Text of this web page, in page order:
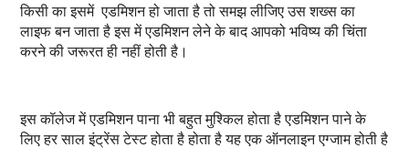
किसी का इसमें एडमिशन हो जाता है तो समझ लीजिए उस शख्स का
लाइफ बन जाता है इस में एडमिशन लेने के बाद आपको भविष्य की चिंता
करने की जरूरत ही नहीं होती है।
इस कॉलेज में एडमिशन पाना भी बहुत मुश्किल होता है एडमिशन पाने के
लिए हर साल इंट्रेंस टेस्ट होता है होता है यह एक ऑनलाइन एग्जाम होती है